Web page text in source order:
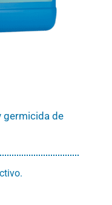
germicida de